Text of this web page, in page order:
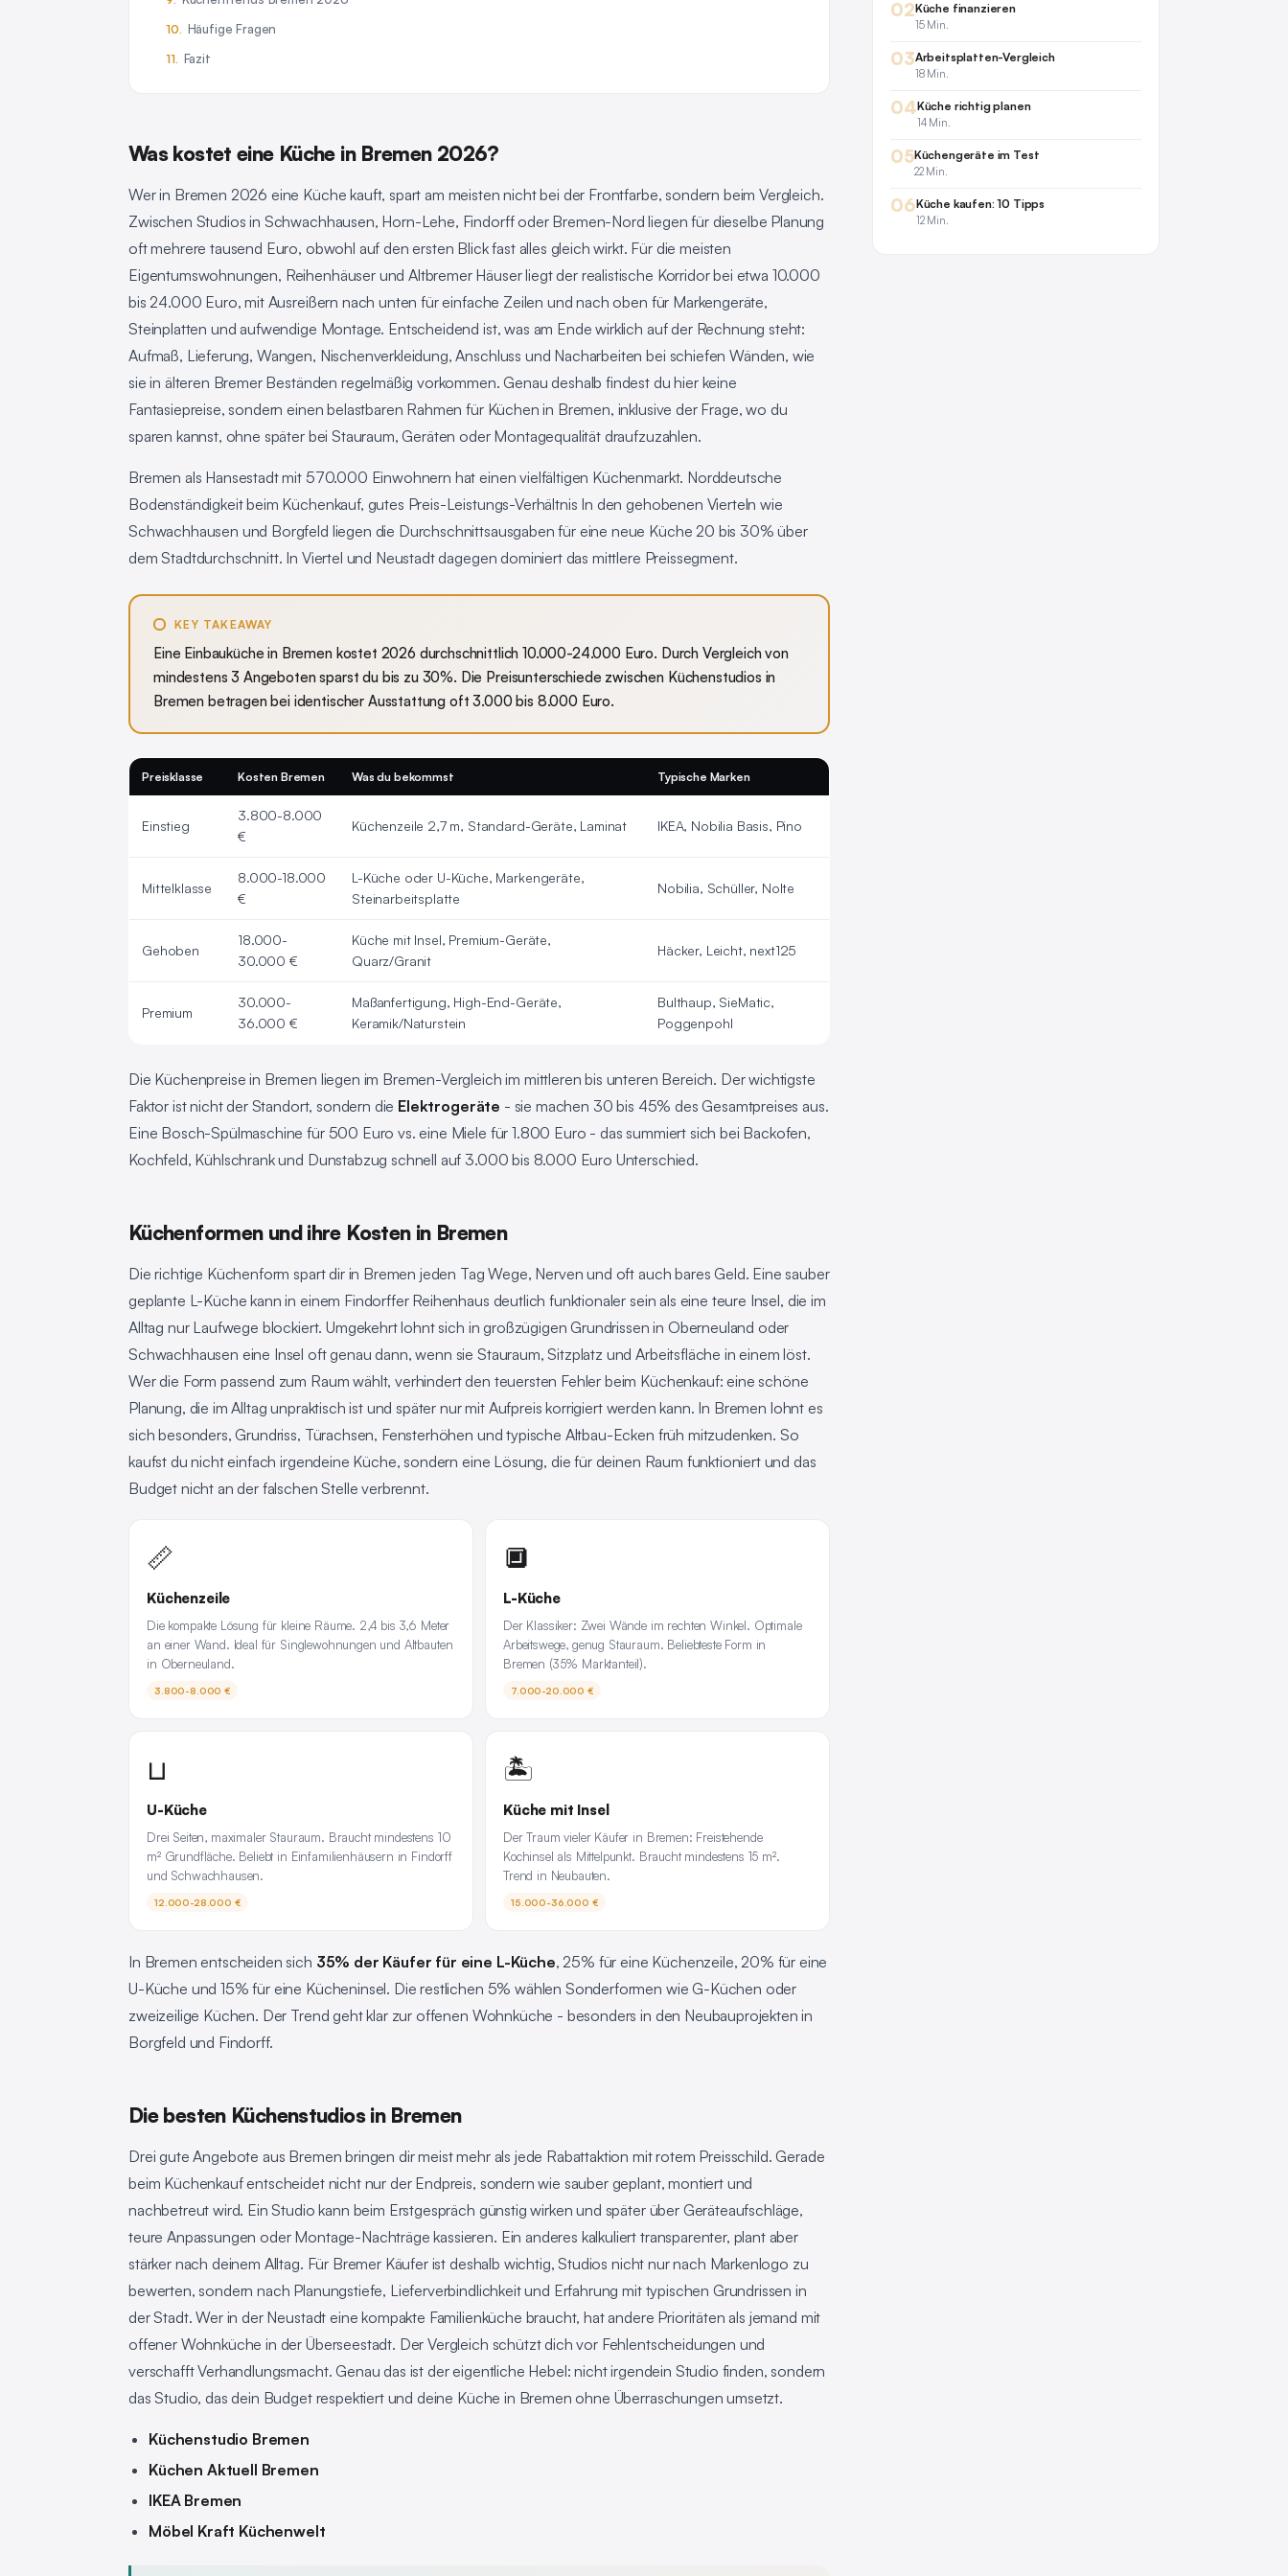
Häufige Fragen
Fazit
Was kostet eine Küche in Bremen 2026?
Wer in Bremen 2026 eine Küche kauft, spart am meisten nicht bei der Frontfarbe, sondern beim Vergleich.
Zwischen Studios in Schwachhausen, Horn-Lehe, Findorff oder Bremen-Nord liegen für dieselbe Planung
oft mehrere tausend Euro, obwohl auf den ersten Blick fast alles gleich wirkt. Für die meisten
Eigentumswohnungen, Reihenhäuser und Altbremer Häuser liegt der realistische Korridor bei etwa 10.000
bis 24.000 Euro, mit Ausreißern nach unten für einfache Zeilen und nach oben für Markengeräte,
Steinplatten und aufwendige Montage. Entscheidend ist, was am Ende wirklich auf der Rechnung steht:
Aufmaß, Lieferung, Wangen, Nischenverkleidung, Anschluss und Nacharbeiten bei schiefen Wänden, wie
sie in älteren Bremer Beständen regelmäßig vorkommen. Genau deshalb findest du hier keine
Fantasiepreise, sondern einen belastbaren Rahmen für Küchen in Bremen, inklusive der Frage, wo du
sparen kannst, ohne später bei Stauraum, Geräten oder Montagequalität draufzuzahlen.
Bremen als Hansestadt mit 570.000 Einwohnern hat einen vielfältigen Küchenmarkt. Norddeutsche
Bodenständigkeit beim Küchenkauf, gutes Preis-Leistungs-Verhältnis In den gehobenen Vierteln wie
Schwachhausen und Borgfeld liegen die Durchschnittsausgaben für eine neue Küche 20 bis 30% über
dem Stadtdurchschnitt. In Viertel und Neustadt dagegen dominiert das mittlere Preissegment.
KEY TAKEAWAY
Eine Einbauküche in Bremen kostet 2026 durchschnittlich 10.000-24.000 Euro. Durch Vergleich von
mindestens 3 Angeboten sparst du bis zu 30%. Die Preisunterschiede zwischen Küchenstudios in
Bremen betragen bei identischer Ausstattung oft 3.000 bis 8.000 Euro.
Preisklasse Kosten Bremen Was du bekommst Typische Marken
Einstieg
3.800-8.000
€
Küchenzeile 2,7 m, Standard-Geräte, Laminat IKEA, Nobilia Basis, Pino
Mittelklasse
8.000-18.000
€
L-Küche oder U-Küche, Markengeräte,
Steinarbeitsplatte
Nobilia, Schüller, Nolte
Gehoben
18.000-
30.000 €
Küche mit Insel, Premium-Geräte,
Quarz/Granit
Häcker, Leicht, next125
Premium
30.000-
36.000 €
Maßanfertigung, High-End-Geräte,
Keramik/Naturstein
Bulthaup, SieMatic,
Poggenpohl
Die Küchenpreise in Bremen liegen im Bremen-Vergleich im mittleren bis unteren Bereich. Der wichtigste
Faktor ist nicht der Standort, sondern die Elektrogeräte - sie machen 30 bis 45% des Gesamtpreises aus.
Eine Bosch-Spülmaschine für 500 Euro vs. eine Miele für 1.800 Euro - das summiert sich bei Backofen,
Kochfeld, Kühlschrank und Dunstabzug schnell auf 3.000 bis 8.000 Euro Unterschied.
Küchenformen und ihre Kosten in Bremen
Die richtige Küchenform spart dir in Bremen jeden Tag Wege, Nerven und oft auch bares Geld. Eine sauber
geplante L-Küche kann in einem Findorffer Reihenhaus deutlich funktionaler sein als eine teure Insel, die im
Alltag nur Laufwege blockiert. Umgekehrt lohnt sich in großzügigen Grundrissen in Oberneuland oder
Schwachhausen eine Insel oft genau dann, wenn sie Stauraum, Sitzplatz und Arbeitsfläche in einem löst.
Wer die Form passend zum Raum wählt, verhindert den teuersten Fehler beim Küchenkauf: eine schöne
Planung, die im Alltag unpraktisch ist und später nur mit Aufpreis korrigiert werden kann. In Bremen lohnt es
sich besonders, Grundriss, Türachsen, Fensterhöhen und typische Altbau-Ecken früh mitzudenken. So
kaufst du nicht einfach irgendeine Küche, sondern eine Lösung, die für deinen Raum funktioniert und das
Budget nicht an der falschen Stelle verbrennt.
📏
Küchenzeile
Die kompakte Lösung für kleine Räume. 2,4 bis 3,6 Meter
an einer Wand. Ideal für Singlewohnungen und Altbauten
in Oberneuland.
3.800-8.000 €
🔲
L-Küche
Der Klassiker: Zwei Wände im rechten Winkel. Optimale
Arbeitswege, genug Stauraum. Beliebteste Form in
Bremen (35% Marktanteil).
7.000-20.000 €
⊔
U-Küche
Drei Seiten, maximaler Stauraum. Braucht mindestens 10
m² Grundfläche. Beliebt in Einfamilienhäusern in Findorff
und Schwachhausen.
12.000-28.000 €
🏝️
Küche mit Insel
Der Traum vieler Käufer in Bremen: Freistehende
Kochinsel als Mittelpunkt. Braucht mindestens 15 m².
Trend in Neubauten.
15.000-36.000 €
In Bremen entscheiden sich 35% der Käufer für eine L-Küche, 25% für eine Küchenzeile, 20% für eine
U-Küche und 15% für eine Kücheninsel. Die restlichen 5% wählen Sonderformen wie G-Küchen oder
zweizeilige Küchen. Der Trend geht klar zur offenen Wohnküche - besonders in den Neubauprojekten in
Borgfeld und Findorff.
Die besten Küchenstudios in Bremen
Drei gute Angebote aus Bremen bringen dir meist mehr als jede Rabattaktion mit rotem Preisschild. Gerade
beim Küchenkauf entscheidet nicht nur der Endpreis, sondern wie sauber geplant, montiert und
nachbetreut wird. Ein Studio kann beim Erstgespräch günstig wirken und später über Geräteaufschläge,
teure Anpassungen oder Montage-Nachträge kassieren. Ein anderes kalkuliert transparenter, plant aber
stärker nach deinem Alltag. Für Bremer Käufer ist deshalb wichtig, Studios nicht nur nach Markenlogo zu
bewerten, sondern nach Planungstiefe, Lieferverbindlichkeit und Erfahrung mit typischen Grundrissen in
der Stadt. Wer in der Neustadt eine kompakte Familienküche braucht, hat andere Prioritäten als jemand mit
offener Wohnküche in der Überseestadt. Der Vergleich schützt dich vor Fehlentscheidungen und
verschafft Verhandlungsmacht. Genau das ist der eigentliche Hebel: nicht irgendein Studio finden, sondern
das Studio, das dein Budget respektiert und deine Küche in Bremen ohne Überraschungen umsetzt.
Küchenstudio Bremen
Küchen Aktuell Bremen
IKEA Bremen
Möbel Kraft Küchenwelt
02Küche finanzieren
15 Min.
03Arbeitsplatten-Vergleich
18 Min.
04Küche richtig planen
14 Min.
05Küchengeräte im Test
22 Min.
06Küche kaufen: 10 Tipps
12 Min.